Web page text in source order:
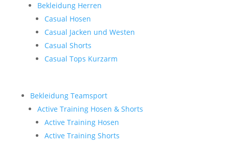
Bekleidung Herren
Casual Hosen
Casual Jacken und Westen
Casual Shorts
Casual Tops Kurzarm
Bekleidung Teamsport
Active Training Hosen & Shorts
Active Training Hosen
Active Training Shorts